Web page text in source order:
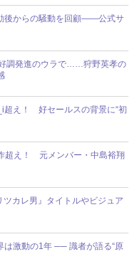
後からの騒動を回顧――公式サ
調発進のウラで……狩野英孝の
超え！ 好セールスの背景に“初
超え！ 元メンバー・中島裕翔
カレ男』タイトルやビジュア
は激動の1年 ── 識者が語る“原